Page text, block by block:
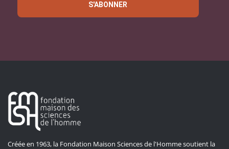
S'ABONNER
Créée en 1963, la Fondation Maison Sciences de l'Homme soutient la